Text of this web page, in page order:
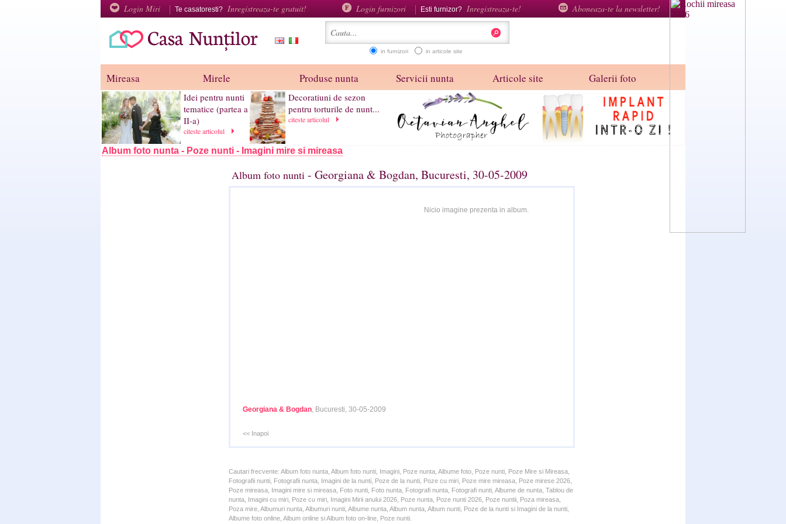
Login Miri Te casatoresti? Inregistreaza-te gratuit! Login furnizori Esti furnizor? Inregistreaza-te! Aboneaza-te la newsletter!
in furnizori in articole site
Mireasa Mirele Produse nunta Servicii nunta Articole site Galerii foto
Idei pentru nunti
tematice (partea a
II-a)
citeste articolul
Decoratiuni de sezon
pentru torturile de nunt...
citeste articolul
Album foto nunta - Poze nunti - Imagini mire si mireasa
Album foto nunti - Georgiana & Bogdan, Bucuresti, 30-05-2009
Nicio imagine prezenta in album.
Georgiana & Bogdan, Bucuresti, 30-05-2009
<< Inapoi
Cautari frecvente: Album foto nunta, Album foto nunti, Imagini, Poze nunta, Albume foto, Poze nunti, Poze Mire si Mireasa,
Fotografii nunti, Fotografii nunta, Imagini de la nunti, Poze de la nunti, Poze cu miri, Poze mire mireasa, Poze mirese 2026,
Poze mireasa, Imagini mire si mireasa, Foto nunti, Foto nunta, Fotografi nunta, Fotografi nunti, Albume de nunta, Tablou de
nunta, Imagini cu miri, Poze cu miri, Imagini Mirii anului 2026, Poze nunta, Poze nunti 2026, Poze nuntii, Poza mireasa,
Poza mire, Albumuri nunta, Albumuri nunti, Albume nunta, Album nunta, Album nunti, Poze de la nunti si Imagini de la nunti,
Albume foto online, Album online si Album foto on-line, Poze nunti.